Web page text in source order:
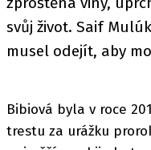
svůj život. Saif
musel odejít, aby
Bibiová byla v roce
trestu za urážku